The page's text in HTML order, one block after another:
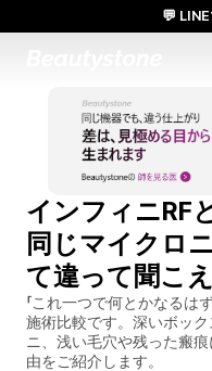
インフィニRF
同じマイクロ
て違って聞こ
「これ一つで何とかなるは
施術比較です。深いボッ
ニ、浅い毛穴や残った瘢
由をご紹介します。
💬
日本人通訳常駐／お